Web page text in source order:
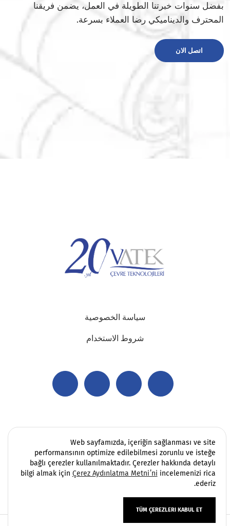
بفضل سنوات خبرتنا الطويلة في العمل، يضمن فريقنا
المحترف والديناميكي رضا العملاء بسرعة.
اتصل الان
سياسة الخصوصية
شروط الاستخدام
Web sayfamızda, içeriğin sağlanması ve site
performansının optimize edilebilmesi zorunlu ve isteğe
bağlı çerezler kullanılmaktadır. Çerezler hakkında detaylı
bilgi almak için Çerez Aydınlatma Metni’ni incelemenizi rica
ederiz.
TÜM ÇEREZLERI KABUL ET